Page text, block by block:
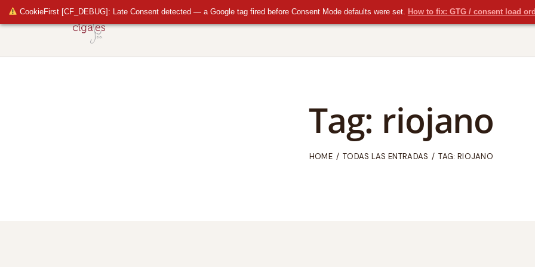
CookieFirst [CF_DEBUG]: Late Consent detected — a Google tag fired before Consent Mode defaults were set. How to fix: GTG / consent load
Tag: riojano
HOME TODAS LAS ENTRADAS TAG: RIOJANO